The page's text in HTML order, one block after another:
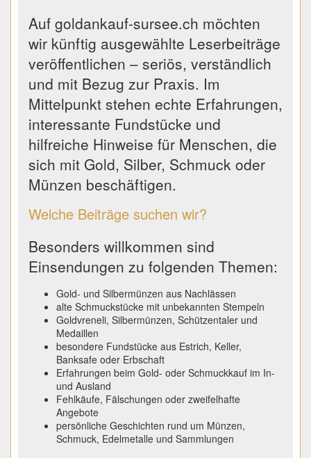
Auf goldankauf-sursee.ch möchten
wir künftig ausgewählte Leserbeiträge
veröffentlichen – seriös, verständlich
und mit Bezug zur Praxis. Im
Mittelpunkt stehen echte Erfahrungen,
interessante Fundstücke und
hilfreiche Hinweise für Menschen, die
sich mit Gold, Silber, Schmuck oder
Münzen beschäftigen.
Welche Beiträge suchen wir?
Besonders willkommen sind
Einsendungen zu folgenden Themen:
Gold- und Silbermünzen aus Nachlässen
alte Schmuckstücke mit unbekannten Stempeln
Goldvreneli, Silbermünzen, Schützentaler und
Medaillen
besondere Fundstücke aus Estrich, Keller,
Banksafe oder Erbschaft
Erfahrungen beim Gold- oder Schmuckkauf im In-
und Ausland
Fehlkäufe, Fälschungen oder zweifelhafte
Angebote
persönliche Geschichten rund um Münzen,
Schmuck, Edelmetalle und Sammlungen